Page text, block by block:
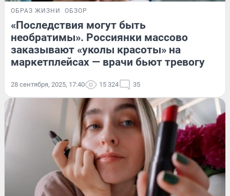
ОБРАЗ ЖИЗНИ ОБЗОР
«Последствия могут быть
необратимы». Россиянки массово
заказывают «уколы красоты» на
маркетплейсах — врачи бьют тревогу
28 сентября, 2025, 17:40 15 324 35